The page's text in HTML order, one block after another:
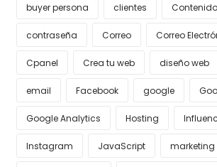
buyer persona clientes Contenido
contraseña Correo Correo
Cpanel Crea tu web diseño web
email Facebook google
Google Analytics Hosting
Instagram JavaScript marketing